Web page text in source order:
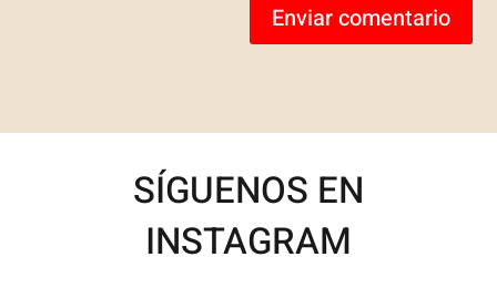
Enviar comentario
SÍGUENOS EN
INSTAGRAM